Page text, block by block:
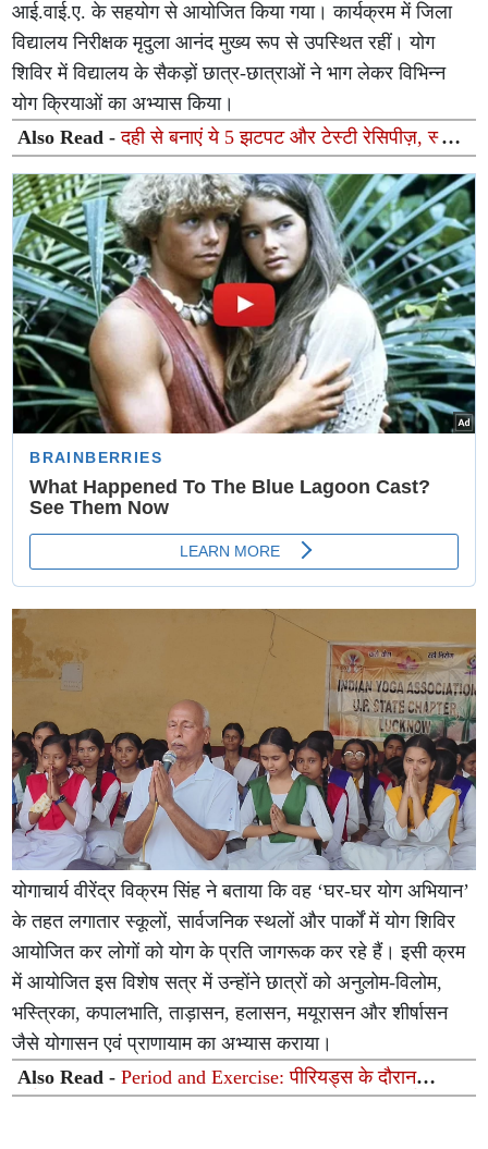
आई.वाई.ए. के सहयोग से आयोजित किया गया। कार्यक्रम में जिला
विद्यालय निरीक्षक मृदुला आनंद मुख्य रूप से उपस्थित रहीं। योग
शिविर में विद्यालय के सैकड़ों छात्र-छात्राओं ने भाग लेकर विभिन्न
योग क्रियाओं का अभ्यास किया।
Also Read -दही से बनाएं ये 5 झटपट और टेस्टी रेसिपीज़, स्वाद
के साथ मिलेगा भरपूर न्यूट्रिशन
योगाचार्य वीरेंद्र विक्रम सिंह ने बताया कि वह ‘घर-घर योग अभियान’
के तहत लगातार स्कूलों, सार्वजनिक स्थलों और पार्कों में योग शिविर
आयोजित कर लोगों को योग के प्रति जागरूक कर रहे हैं। इसी क्रम
में आयोजित इस विशेष सत्र में उन्होंने छात्रों को अनुलोम-विलोम,
भस्त्रिका, कपालभाति, ताड़ासन, हलासन, मयूरासन और शीर्षासन
जैसे योगासन एवं प्राणायाम का अभ्यास कराया।
Also Read -Period and Exercise: पीरियड्स के दौरान
वर्कआउट करना सही या गलत? जानें क्या कहते हैं एक्सपर्ट्स